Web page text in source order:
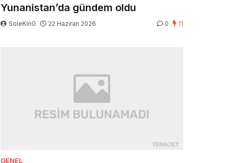
Yunanistan’da gündem oldu
SoleKinG 22 Haziran 2026 0 11
GENEL